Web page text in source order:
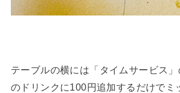
テーブルの横には「タイムサービス
のドリンクに100円追加するだけでミ